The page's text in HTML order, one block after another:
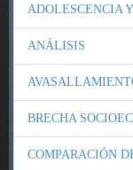
ADOLESCENCIA
ANÁLISIS
BRECHA
COMPARACIÓN